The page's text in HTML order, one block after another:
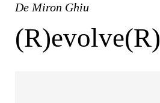
De Miron Ghiu
(R)evolve(R)